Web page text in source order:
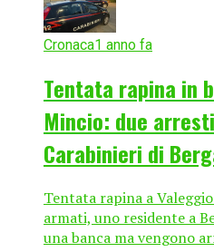
Cronaca1 anno fa
Tentata rapina in
Mincio: due
Carabinieri di
Tentata rapina a
armati, uno residente a
una banca ma vengono